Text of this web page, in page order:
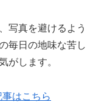
写真を避けるよう
毎日の地味な苦し
がします。
はこちら